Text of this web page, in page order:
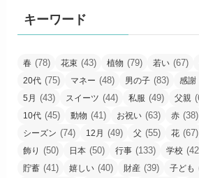
キーワード
春 (78) 花束 (43) 植物 (79) 若い (67)
20代 (75) マネー (48) 男の子 (83) 感謝
5月 (43) スイーツ (44) 私服 (49) 父親
10代 (45) 動物 (41) お祝い (63) 赤 (38)
シーズン (74) 12月 (49) 父 (55) 花 (67)
飾り (50) 日本 (50) 行事 (133) 学校
貯蓄 (41) 嬉しい (40) 財産 (39) 子ども